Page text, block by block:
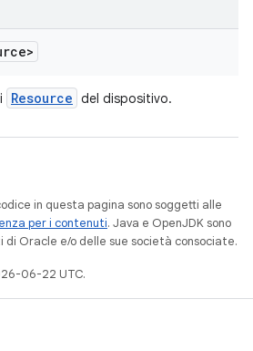
Resource del dispositivo.
in questa pagina sono soggetti alle
per i contenuti. Java e OpenJDK sono
Oracle e/o delle sue società consociate.
06-22 UTC.